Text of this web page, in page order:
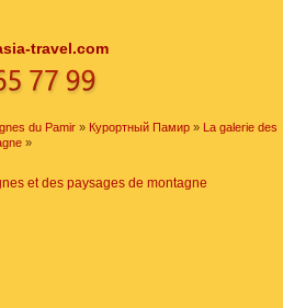
travel.com
du Pamir » Курортный Памир » La galerie des
»
et des paysages de montagne